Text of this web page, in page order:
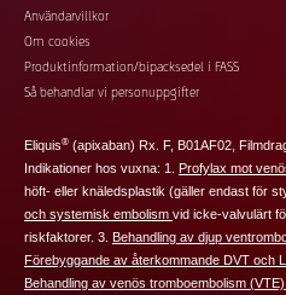
Footer
additional
links
Användarvillkor
Om cookies
Produktinformation/bipacksedel i FASS
Så behandlar vi personuppgifter
Eliquis® (apixaban) Rx. F, B01AF02,
Indikationer hos vuxna: 1.
Profylax mot
höft‑ eller knäledsplastik (gäller endast för
och systemisk embolism vid icke-valvulärt
riskfaktorer. 3.
Behandling av djup
Förebyggande av återkommande DVT och
Behandling av venös tromboembolism